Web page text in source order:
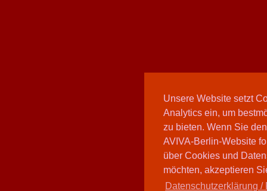
Unsere Website setzt
Analytics ein, um
zu bieten. Wenn Sie
AVIVA-Berlin-Website
über Cookies und
möchten, akzeptieren
Datenschutzerklärung /